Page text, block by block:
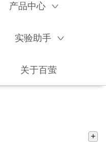
产品中心 V
实验助手 V
关于百萤
+